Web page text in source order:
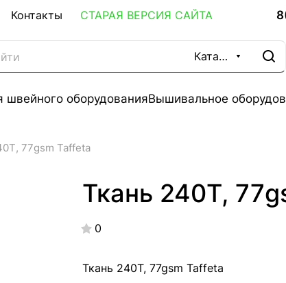
Контакты СТАРАЯ ВЕРСИЯ САЙТА
Каталог
швейного оборудованияВышивальное
77gsm Taffeta
Ткань 240Т,
0
Ткань 240Т, 77gsm Taffeta